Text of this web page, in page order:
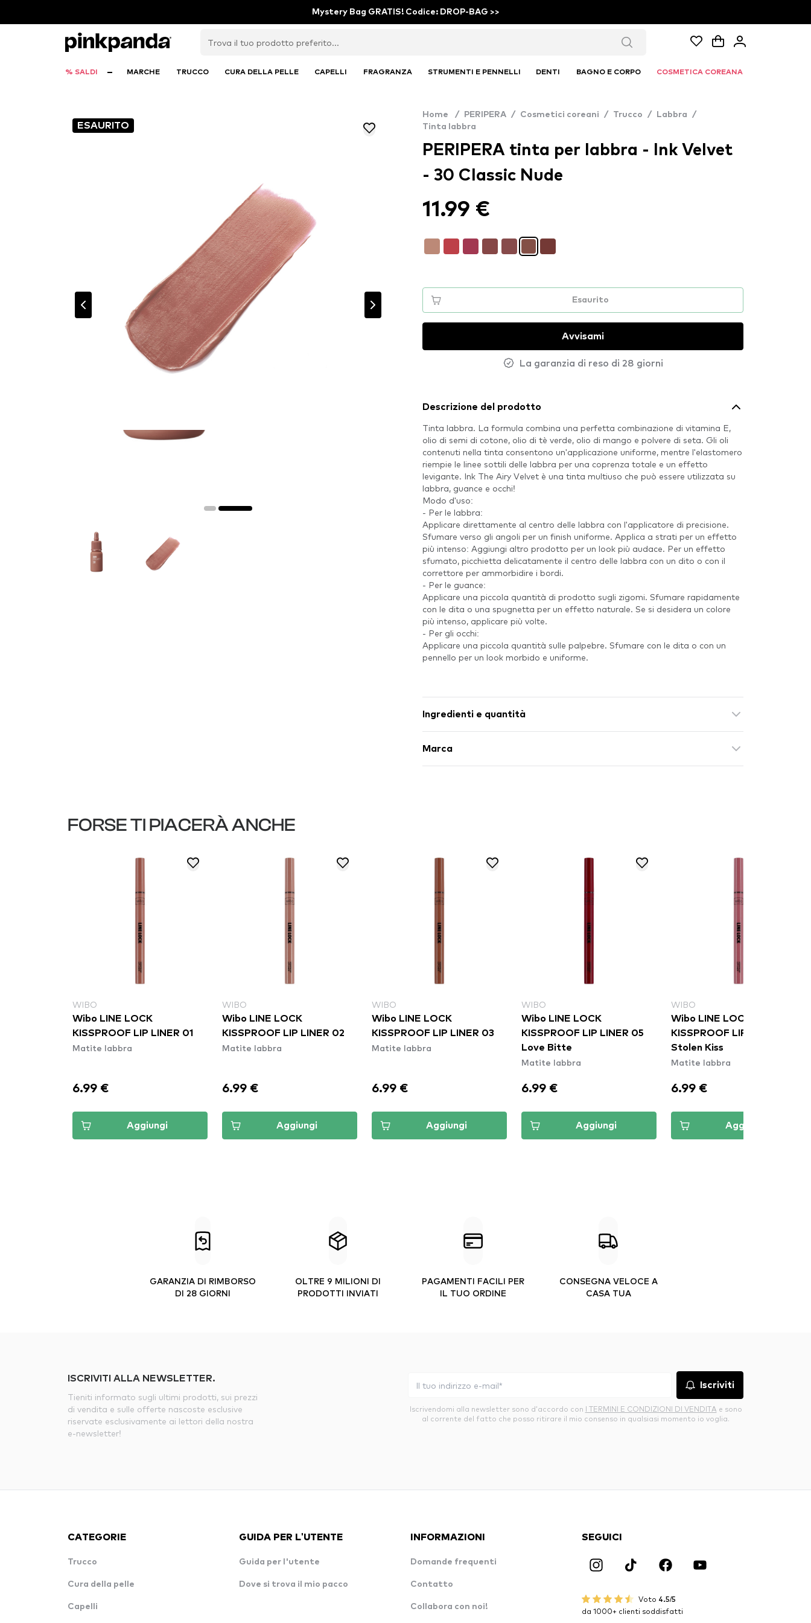
Mystery Bag GRATIS! Codice: DROP-BAG >>
% SALDI MARCHE TRUCCO CURA DELLA PELLE CAPELLI FRAGRANZA STRUMENTI E PENNELLI DENTI BAGNO E CORPO COSMETICA COREANA
ESAURITO
Home / PERIPERA / Cosmetici coreani / Trucco / Labbra
/
Tinta labbra
PERIPERA tinta per labbra - Ink Velvet
- 30 Classic Nude
11.99 €
Esaurito
Avvisami
La garanzia di reso di 28 giorni
Descrizione del prodotto
Tinta labbra. La formula combina una perfetta combinazione di vitamina E,
olio di semi di cotone, olio di tè verde, olio di mango e polvere di seta. Gli oli
contenuti nella tinta consentono un'applicazione uniforme, mentre l'elastomero
riempie le linee sottili delle labbra per una coprenza totale e un effetto
levigante. Ink The Airy Velvet è una tinta multiuso che può essere utilizzata su
labbra, guance e occhi!
Modo d'uso:
- Per le labbra:
Applicare direttamente al centro delle labbra con l'applicatore di precisione.
Sfumare verso gli angoli per un finish uniforme. Applica a strati per un effetto
più intenso: Aggiungi altro prodotto per un look più audace. Per un effetto
sfumato, picchietta delicatamente il centro delle labbra con un dito o con il
correttore per ammorbidire i bordi.
- Per le guance:
Applicare una piccola quantità di prodotto sugli zigomi. Sfumare rapidamente
con le dita o una spugnetta per un effetto naturale. Se si desidera un colore
più intenso, applicare più volte.
- Per gli occhi:
Applicare una piccola quantità sulle palpebre. Sfumare con le dita o con un
pennello per un look morbido e uniforme.
Ingredienti e quantità
Marca
FORSE TI PIACERÀ ANCHE
WIBO
Wibo LINE LOCK
KISSPROOF LIP LINER 01
Matite labbra
6.99 €
Aggiungi
WIBO
Wibo LINE LOCK
KISSPROOF LIP LINER 02
Matite labbra
6.99 €
Aggiungi
WIBO
Wibo LINE LOCK
KISSPROOF LIP LINER 03
Matite labbra
6.99 €
Aggiungi
WIBO
Wibo LINE LOCK
KISSPROOF LIP LINER 05
Love Bitte
Matite labbra
6.99 €
Aggiungi
WIBO
Wibo LINE LOCK
KISSPROOF LIP LINER 04
Stolen Kiss
Matite labbra
6.99 €
Aggiungi
GARANZIA DI RIMBORSO
DI 28 GIORNI
OLTRE 9 MILIONI DI
PRODOTTI INVIATI
PAGAMENTI FACILI PER
IL TUO ORDINE
CONSEGNA VELOCE A
CASA TUA
ISCRIVITI ALLA NEWSLETTER.
Tieniti informato sugli ultimi prodotti, sui prezzi
di vendita e sulle offerte nascoste esclusive
riservate esclusivamente ai lettori della nostra
e-newsletter!
Iscriviti
Iscrivendomi alla newsletter sono d’accordo con I TERMINI E CONDIZIONI DI VENDITA e sono
al corrente del fatto che posso ritirare il mio consenso in qualsiasi momento io voglia.
CATEGORIE
Trucco
Cura della pelle
Capelli
GUIDA PER L'UTENTE
Guida per l'utente
Dove si trova il mio pacco
INFORMAZIONI
Domande frequenti
Contatto
Collabora con noi!
SEGUICI
Voto 4.5/5
da 1000+ clienti soddisfatti